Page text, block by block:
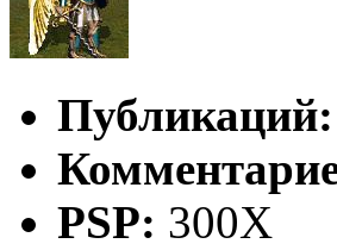
Публикаций:
PSP: 300X